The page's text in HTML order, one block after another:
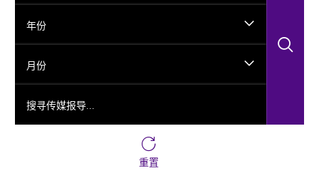
年份
月份
重置